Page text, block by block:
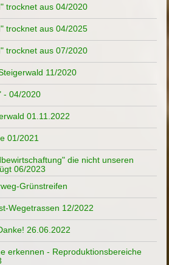
trocknet aus 04/2020
trocknet aus 04/2025
trocknet aus 07/2020
11/2020
- 04/2020
01.11.2022
01/2021
die nicht unseren
06/2023
Grünstreifen
Wegetrassen 12/2022
26.06.2022
erkennen - Reproduktionsbereiche